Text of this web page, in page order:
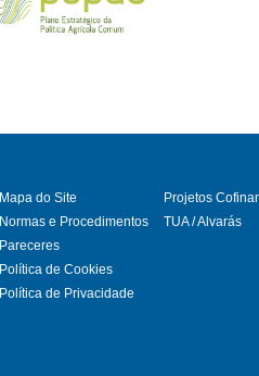
Mapa do Site
Normas e Procedimentos
Pareceres
Política de Cookies
Política de Privacidade
Projetos
TUA / Alvarás